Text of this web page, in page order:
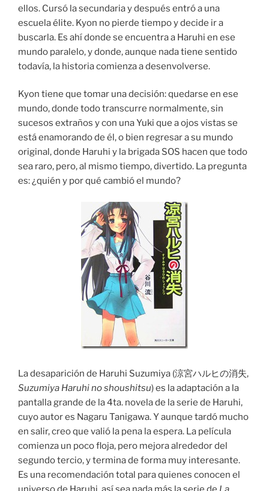
ellos. Cursó la secundaria y después entró a una
escuela élite. Kyon no pierde tiempo y decide ir a
buscarla. Es ahí donde se encuentra a Haruhi en ese
mundo paralelo, y donde, aunque nada tiene sentido
todavía, la historia comienza a desenvolverse.
Kyon tiene que tomar una decisión: quedarse en ese
mundo, donde todo transcurre normalmente, sin
sucesos extraños y con una Yuki que a ojos vistas se
está enamorando de él, o bien regresar a su mundo
original, donde Haruhi y la brigada SOS hacen que todo
sea raro, pero, al mismo tiempo, divertido. La pregunta
es: ¿quién y por qué cambió el mundo?
La desaparición de Haruhi Suzumiya (涼宮ハルヒの消失,
Suzumiya Haruhi no shoushitsu) es la adaptación a la
pantalla grande de la 4ta. novela de la serie de Haruhi,
cuyo autor es Nagaru Tanigawa. Y aunque tardó mucho
en salir, creo que valió la pena la espera. La película
comienza un poco floja, pero mejora alrededor del
segundo tercio, y termina de forma muy interesante.
Es una recomendación total para quienes conocen el